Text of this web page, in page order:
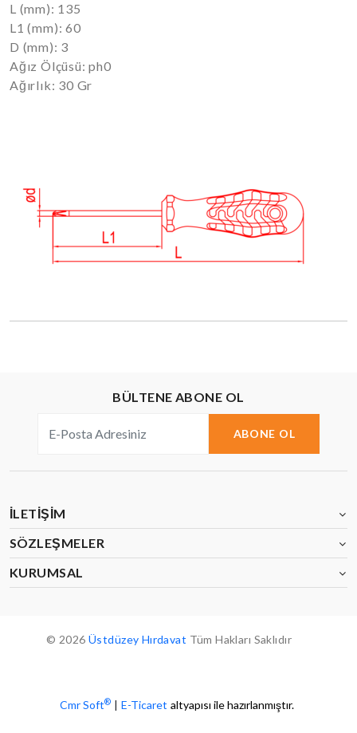
L (mm): 135
L1 (mm): 60
D (mm): 3
Ağız Ölçüsü: ph0
Ağırlık: 30 Gr
BÜLTENE ABONE OL
ABONE OL
İLETIŞIM
SÖZLEŞMELER
KURUMSAL
© 2026 Üstdüzey Hırdavat Tüm Hakları Saklıdır
Cmr Soft® | E-Ticaret altyapısı ile hazırlanmıştır.